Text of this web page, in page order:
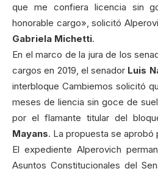
que me confiera licencia sin
honorable cargo», solicitó
Gabriela Michetti.
En el marco de la jura de los
cargos en 2019, el senador Luis
interbloque Cambiemos solicitó
meses de liencia sin goce de
por el flamante titular del
Mayans. La propuesta se aprobó
El expediente Alperovich
Asuntos Constitucionales del